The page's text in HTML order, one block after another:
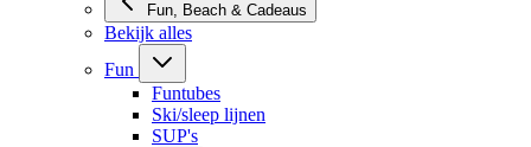
Fun, Beach & Cadeaus
Bekijk alles
Fun
Funtubes
Ski/sleep lijnen
SUP's